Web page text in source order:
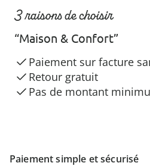
Paiement simple et sécurisé
3 raisons de choisir
“Maison & Confort”
Paiement sur facture
Retour gratuit
Pas de montant